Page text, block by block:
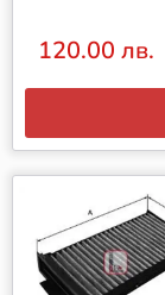
120.00 лв.